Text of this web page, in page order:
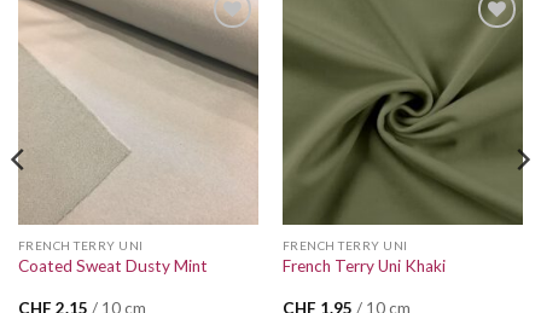
Auf die
Wunschliste
FRENCH TERRY UNI
Coated Sweat Dusty Mint
CHF 2.15 / 10 cm
Wunschliste
FRENCH TERRY UNI
French Terry Uni Khaki
CHF 1.95 / 10 cm